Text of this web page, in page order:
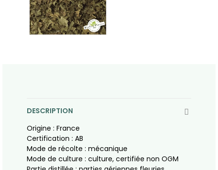
DESCRIPTION
Origine : France
Certification : AB
Mode de récolte : mécanique
Mode de culture : culture, certifiée non OGM